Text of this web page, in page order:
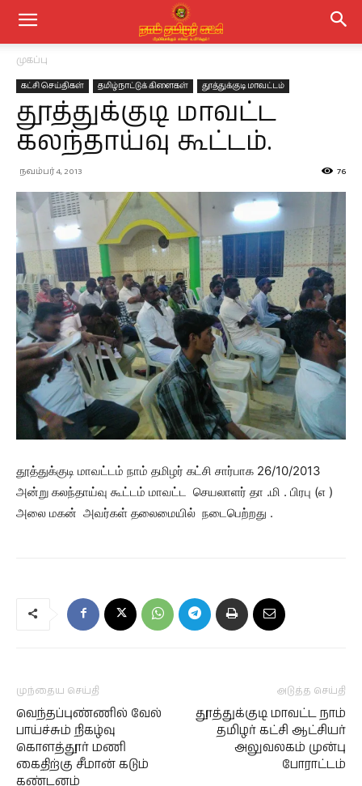
முகப்பு
கட்சி செய்திகள் தமிழ்நாட்டுக் கிளைகள் தூத்துக்குடி மாவட்டம்
தூத்துக்குடி மாவட்ட
கலந்தாய்வு கூட்டம்.
நவம்பர் 4, 2013 76
தூத்துக்குடி மாவட்டம் நாம் தமிழர் கட்சி சார்பாக 26/10/2013
அன்று கலந்தாய்வு கூட்டம் மாவட்ட செயலாளர் தா .மி . பிரபு (எ )
அலை மகன் அவர்கள் தலைமையில் நடைபெற்றது .
முந்தைய செய்தி
வெந்தப்புண்ணில் வேல்
பாய்ச்சும் நிகழ்வு
கொளத்தூர் மணி
கைதிற்கு சீமான் கடும்
கண்டனம்
அடுத்த செய்தி
தூத்துக்குடி மாவட்ட நாம்
தமிழர் கட்சி ஆட்சியர்
அலுவலகம் முன்பு
போராட்டம்